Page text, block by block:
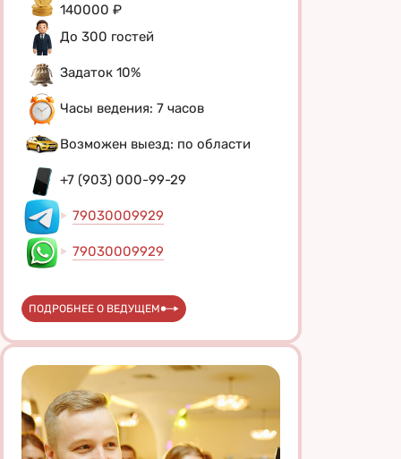
140000 ₽
До 300 гостей
Задаток 10%
Часы ведения: 7 часов
Возможен выезд: по области
+7 (903) 000-99-29
79030009929
79030009929
ПОДРОБНЕЕ О ВЕДУЩЕМ